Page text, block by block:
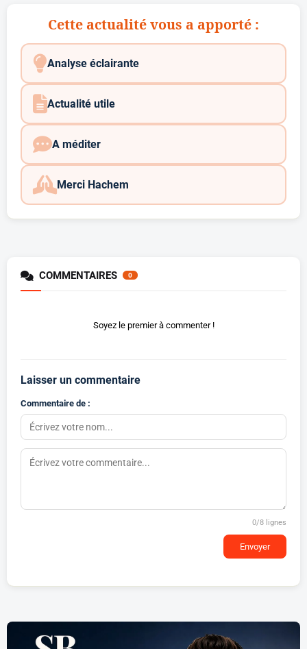
Cette actualité vous a apporté :
Analyse éclairante
Actualité utile
A méditer
Merci Hachem
COMMENTAIRES 0
Soyez le premier à commenter !
Laisser un commentaire
Commentaire de :
0/8 lignes
Envoyer